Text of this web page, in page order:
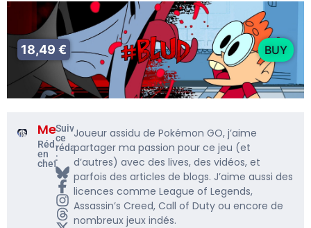
18,49 € BUY
Me5rine_
Rédacteur
en
chef
Suivre
ce
rédacteur
:
Joueur assidu de Pokémon GO, j’aime
partager ma passion pour ce jeu (et
d’autres) avec des lives, des vidéos, et
parfois des articles de blogs. J’aime aussi des
licences comme League of Legends,
Assassin’s Creed, Call of Duty ou encore de
nombreux jeux indés.